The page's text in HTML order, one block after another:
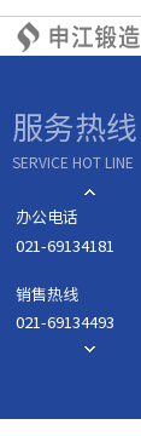
服务热线
SERVICE HOT LINE
办公电话
021-69134181
销售热线
021-69134493